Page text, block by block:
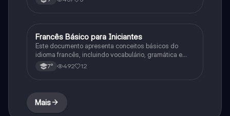
9º ano.
Francês
Francês Básico para Iniciantes
Este documento apresenta conceitos básicos do
idioma francês, incluindo vocabulário, gramática e
expressões úteis para conversação básica.
7° 492 12
Mais